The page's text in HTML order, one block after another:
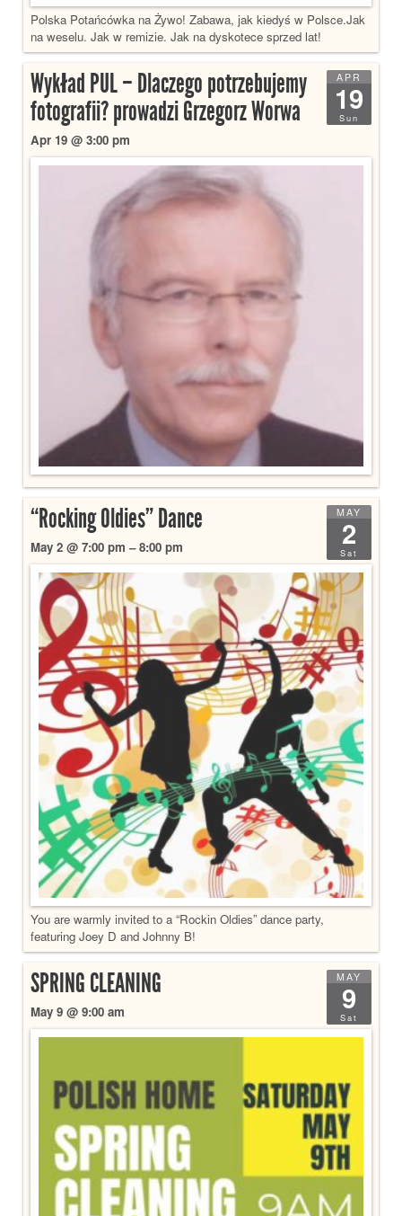
Polska Potańcówka na Żywo! Zabawa, jak kiedyś w Polsce.Jak
na weselu. Jak w remizie. Jak na dyskotece sprzed lat!
APR
19
Sun
Wykład PUL – Dlaczego potrzebujemy
fotografii? prowadzi Grzegorz Worwa
Apr 19 @ 3:00 pm
MAY
2
Sat
“Rocking Oldies” Dance
May 2 @ 7:00 pm – 8:00 pm
You are warmly invited to a “Rockin Oldies” dance party,
featuring Joey D and Johnny B!
MAY
9
Sat
SPRING CLEANING
May 9 @ 9:00 am